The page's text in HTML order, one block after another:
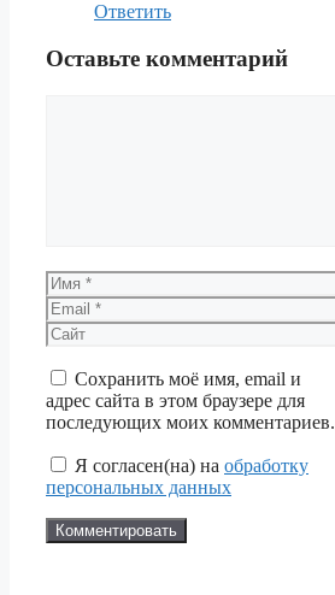
Ответить
Оставьте комментарий
Имя
Email
Сайт
Сохранить моё имя, email и
адрес сайта в этом браузере для
последующих моих комментариев.
Я согласен(на) на обработку
персональных данных